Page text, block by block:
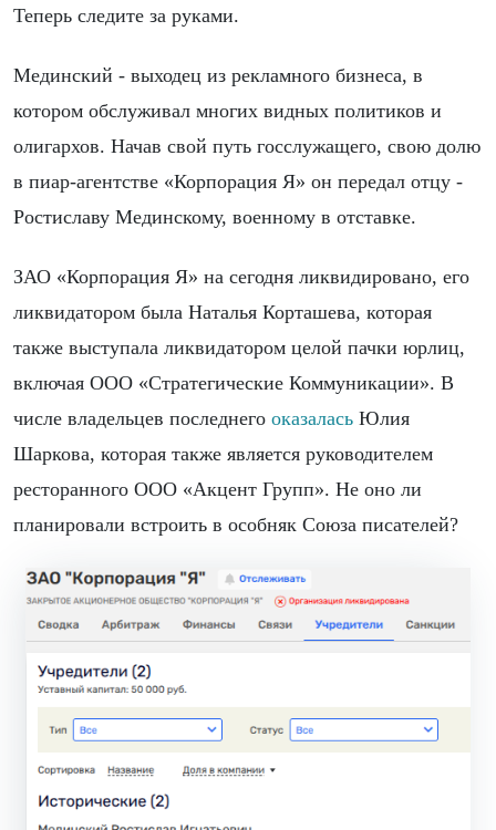
Теперь следите за руками.
Мединский - выходец из рекламного бизнеса, в
котором обслуживал многих видных политиков и
олигархов. Начав свой путь госслужащего, свою долю
в пиар-агентстве «Корпорация Я» он передал отцу -
Ростиславу Мединскому, военному в отставке.
ЗАО «Корпорация Я» на сегодня ликвидировано, его
ликвидатором была Наталья Корташева, которая
также выступала ликвидатором целой пачки юрлиц,
включая ООО «Стратегические Коммуникации». В
числе владельцев последнего оказалась Юлия
Шаркова, которая также является руководителем
ресторанного ООО «Акцент Групп». Не оно ли
планировали встроить в особняк Союза писателей?